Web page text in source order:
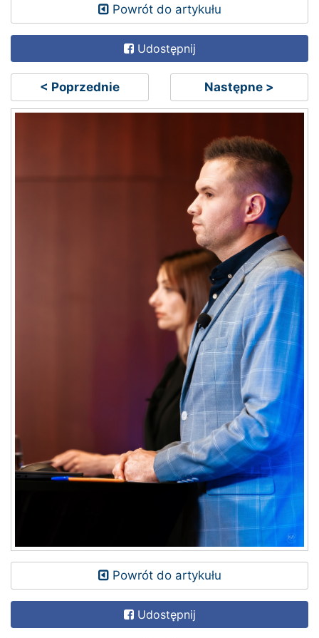
Powrót do artykułu
Udostępnij
< Poprzednie Następne >
Powrót do artykułu
Udostępnij